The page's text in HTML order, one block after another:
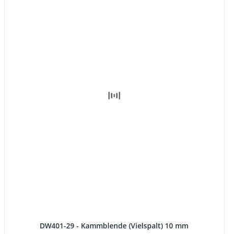
DW401-29 - Kammblende (Vielspalt) 10 mm